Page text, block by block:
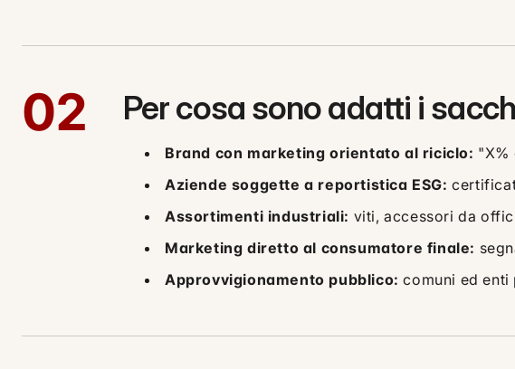
02 Per cosa sono adatti i
Brand con marketing orientato al riciclo: "X%
Aziende soggette a reportistica ESG:
Assortimenti industriali: viti, accessori da
Marketing diretto al consumatore finale:
Approvvigionamento pubblico: comuni ed